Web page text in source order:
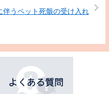
伴うペット死骸の受け入れ